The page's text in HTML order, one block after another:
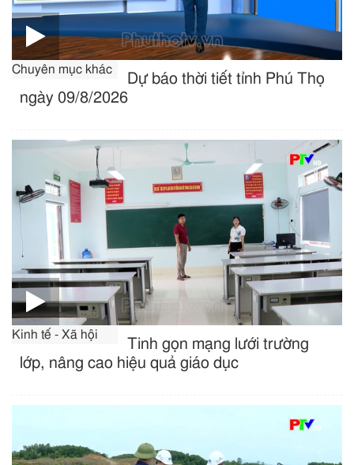
Chuyên mục khác
Dự báo thời tiết tỉnh Phú Thọ
ngày 09/8/2026
Kinh tế - Xã hội
Tinh gọn mạng lưới trường
lớp, nâng cao hiệu quả giáo dục